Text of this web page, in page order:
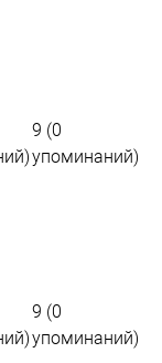
9 (0
упоминаний)
9 (0
упоминаний)